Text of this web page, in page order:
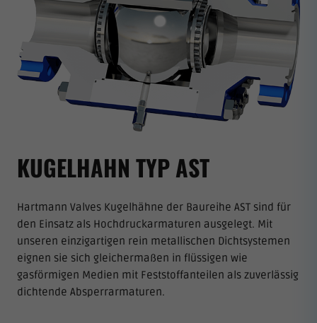
KUGELHAHN TYP AST
Hartmann Valves Kugelhähne der Baureihe AST sind für
den Einsatz als Hochdruckarmaturen ausgelegt. Mit
unseren einzigartigen rein metallischen Dichtsystemen
eignen sie sich gleichermaßen in flüssigen wie
gasförmigen Medien mit Feststoffanteilen als zuverlässig
dichtende Absperrarmaturen.